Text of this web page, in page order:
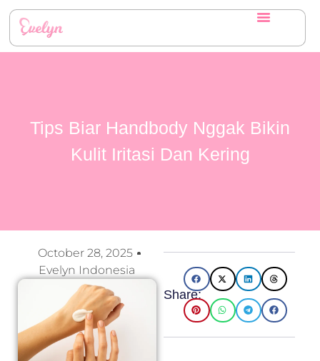
Tips Biar Handbody Nggak Bikin
Kulit Iritasi Dan Kering
October 28, 2025
Evelyn Indonesia
Share: